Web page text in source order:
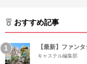
おすすめ記事
【最新】ファン
キャステル編集部